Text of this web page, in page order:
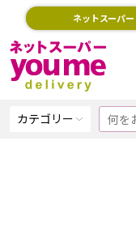
ネットスーパー
カテゴリー